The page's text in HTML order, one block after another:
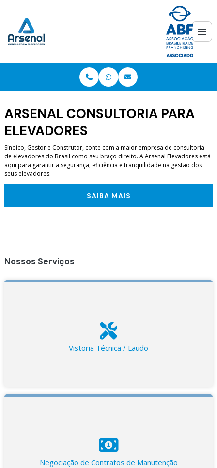
ARSENAL CONSULTORIA PARA
ELEVADORES
Síndico, Gestor e Construtor, conte com a maior empresa de consultoria
de elevadores do Brasil como seu braço direito. A Arsenal Elevadores está
aqui para garantir a segurança, eficiência e tranquilidade na gestão dos
seus elevadores.
SAIBA MAIS
Nossos Serviços
Vistoria Técnica / Laudo
Negociação de Contratos de Manutenção